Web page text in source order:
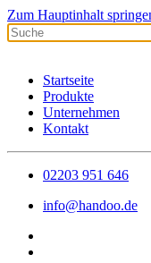
Zum Hauptinhalt
Startseite
Produkte
Unternehmen
Kontakt
02203 951 646
info@handoo.de